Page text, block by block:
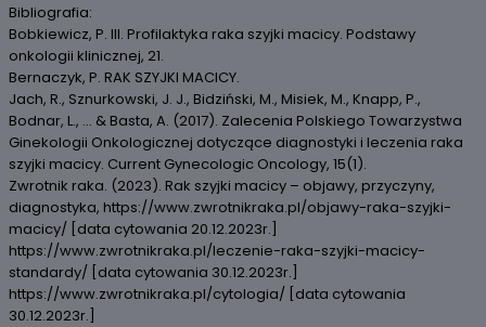
Bibliografia:
Bobkiewicz, P. III. Profilaktyka raka szyjki macicy. Podstawy
onkologii klinicznej, 21.
Bernaczyk, P. RAK SZYJKI MACICY.
Jach, R., Sznurkowski, J. J., Bidziński, M., Misiek, M., Knapp, P.,
Bodnar, L., ... & Basta, A. (2017). Zalecenia Polskiego Towarzystwa
Ginekologii Onkologicznej dotyczące diagnostyki i leczenia raka
szyjki macicy. Current Gynecologic Oncology, 15(1).
Zwrotnik raka. (2023). Rak szyjki macicy – objawy, przyczyny,
diagnostyka, https://www.zwrotnikraka.pl/objawy-raka-szyjki-
macicy/ [data cytowania 20.12.2023r.]
https://www.zwrotnikraka.pl/leczenie-raka-szyjki-macicy-
standardy/ [data cytowania 30.12.2023r.]
https://www.zwrotnikraka.pl/cytologia/ [data cytowania
30.12.2023r.]